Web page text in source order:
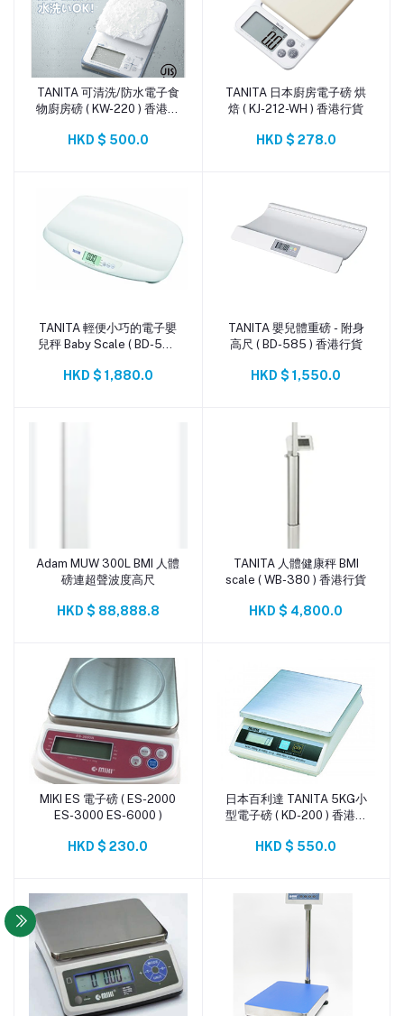
添加到購物車
TANITA 可清洗/防水電子食
物廚房磅 ( KW-220 ) 香港行
HKD $ 500.0
添加到購物車
TANITA 日本廚房電子磅 烘
焙 ( KJ-212-WH ) 香港行貨
HKD $ 278.0
添加到購物車
TANITA 輕便小巧的電子嬰
兒秤 Baby Scale ( BD-590
HKD $ 1,880.0
添加到購物車
TANITA 嬰兒體重磅 - 附身
高尺 ( BD-585 ) 香港行貨
HKD $ 1,550.0
添加到購物車
Adam MUW 300L BMI 人體
磅連超聲波度高尺
HKD $ 88,888.8
添加到購物車
TANITA 人體健康秤 BMI
scale ( WB-380 ) 香港行貨
HKD $ 4,800.0
添加到購物車
MIKI ES 電子磅 ( ES-2000
ES-3000 ES-6000 )
HKD $ 230.0
添加到購物車
日本百利達 TANITA 5KG小
型電子磅 ( KD-200 ) 香港行
HKD $ 550.0